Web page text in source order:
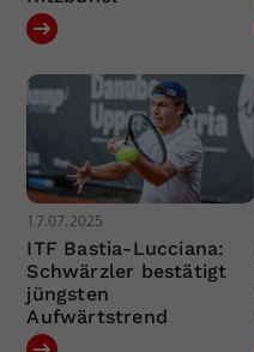
17.07.2025
ITF Bastia-Lucciana:
Schwärzler bestätigt
jüngsten
Aufwärtstrend